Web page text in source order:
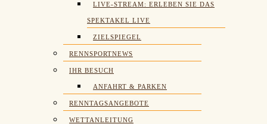
LIVE-STREAM: ERLEBEN SIE DAS
SPEKTAKEL LIVE
ZIELSPIEGEL
RENNSPORTNEWS
IHR BESUCH
ANFAHRT & PARKEN
RENNTAGSANGEBOTE
WETTANLEITUNG